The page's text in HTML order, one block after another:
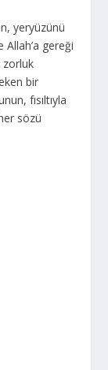
yeryüzünü
Allah’a gereği
zorluk
bir
fısıltıyla
sözü